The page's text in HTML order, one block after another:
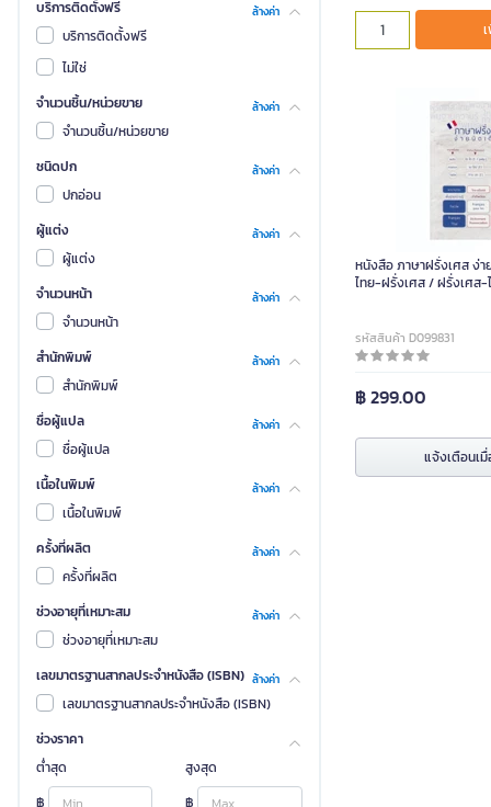
บริการติดตั้งฟรี
ล้างค่า
บริการติดตั้งฟรี
ไม่ใช่
จำนวนชิ้น/หน่วยขาย
ล้างค่า
จำนวนชิ้น/หน่วยขาย
ชนิดปก
ล้างค่า
ปกอ่อน
ผู้แต่ง
ล้างค่า
ผู้แต่ง
จำนวนหน้า
ล้างค่า
จำนวนหน้า
สำนักพิมพ์
ล้างค่า
สำนักพิมพ์
ชื่อผู้แปล
ล้างค่า
ชื่อผู้แปล
เนื้อในพิมพ์
ล้างค่า
เนื้อในพิมพ์
ครั้งที่ผลิต
ล้างค่า
ครั้งที่ผลิต
ช่วงอายุที่เหมาะสม
ล้างค่า
ช่วงอายุที่เหมาะสม
เลขมาตรฐานสากลประจำหนังสือ (ISBN) ล้างค่า
เลขมาตรฐานสากลประจำหนังสือ (ISBN)
ช่วงราคา
ต่ำสุด
฿
สูงสุด
฿
หนังสือ ภาษาฝรั่งเศส ง่
ไทย-ฝรั่งเศส / ฝรั่งเศส-
รหัสสินค้า D099831
฿ 299.00
แจ้งเตือนเ